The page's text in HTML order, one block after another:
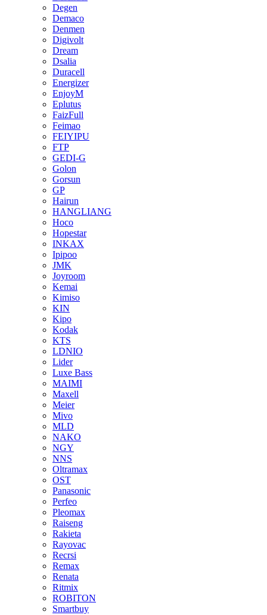
Degen
Demaco
Denmen
Digivolt
Dream
Dsalia
Duracell
Energizer
EnjoyM
Eplutus
FaizFull
Feimao
FEIYIPU
FTP
GEDI-G
Golon
Gorsun
GP
Hairun
HANGLIANG
Hoco
Hopestar
INKAX
Ipipoo
JMK
Joyroom
Kemai
Kimiso
KIN
Kipo
Kodak
KTS
LDNIO
Lider
Luxe Bass
MAIMI
Maxell
Meier
Mivo
MLD
NAKO
NGY
NNS
Oltramax
OST
Panasonic
Perfeo
Pleomax
Raiseng
Rakieta
Rayovac
Recrsi
Remax
Renata
Ritmix
ROBITON
Smartbuy